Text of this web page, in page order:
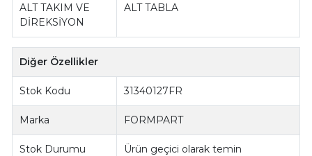
ALT TAKIM VE
DİREKSİYON
ALT TABLA
Diğer Özellikler
Stok Kodu 31340127FR
Marka FORMPART
Stok Durumu
Ürün geçici olarak temin